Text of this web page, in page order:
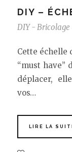
DIY –
DIY - Bricolage
Cette échelle
“must have”
déplacer,
vos…
LIRE LA